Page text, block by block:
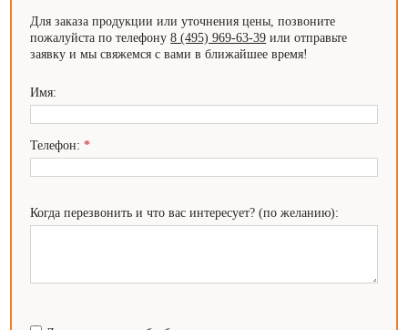
Для заказа продукции или уточнения цены, позвоните
пожалуйста по телефону8 (495) 969-63-39 или отправьте
заявку и мы свяжемся с вами в ближайшее время!
Имя:
Телефон:*
Когда перезвонить и что вас интересует? (по желанию):